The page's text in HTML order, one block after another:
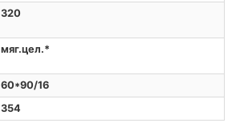
320
мяг.цел.*
60*90/16
354